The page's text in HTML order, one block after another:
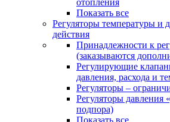
отопления
Показать все
Регуляторы температуры и
действия
Принадлежности к
(заказываются
Регулирующие
давления, расхода и
Регуляторы –
Регуляторы давления
подпора)
Показать все